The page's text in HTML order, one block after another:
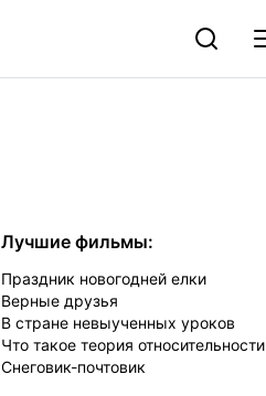
Лучшие фильмы:
Праздник новогодней елки
Верные друзья
В стране невыученных уроков
Что такое теория относительности
Снеговик-почтовик